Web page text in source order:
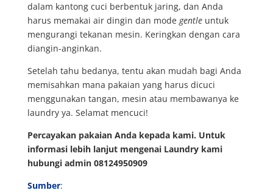
dalam kantong cuci berbentuk jaring, dan Anda
harus memakai air dingin dan mode gentleuntuk
mengurangi tekanan mesin. Keringkan dengan cara
diangin-anginkan.
Setelah tahu bedanya, tentu akan mudah bagi Anda
memisahkan mana pakaian yang harus dicuci
menggunakan tangan, mesin atau membawanya ke
laundry ya. Selamat mencuci!
Percayakan pakaian Anda kepada kami. Untuk
informasi lebih lanjut mengenai Laundry kami
hubungi admin 08124950909
Sumber: